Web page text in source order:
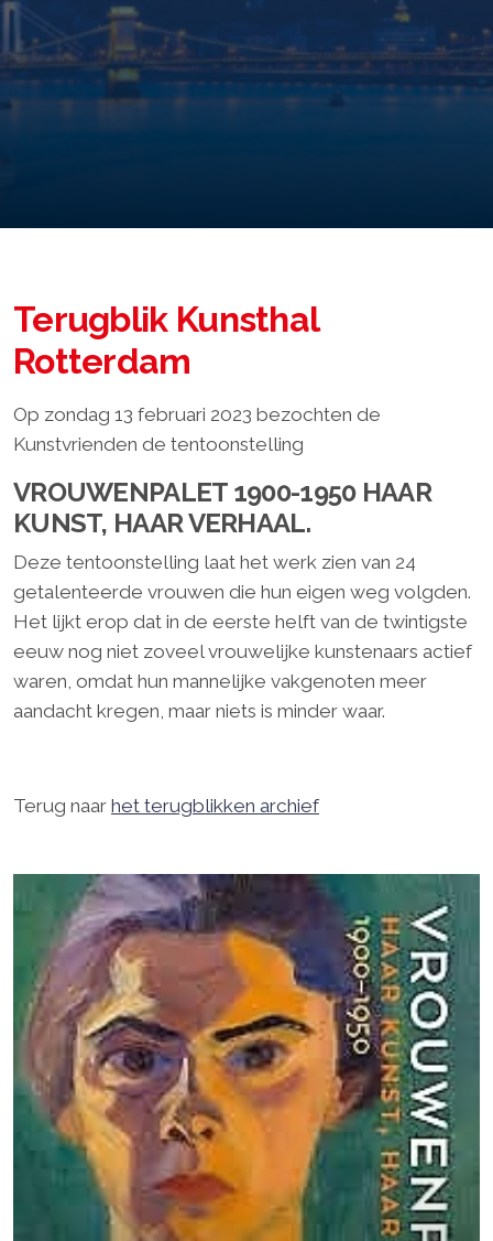
Terugblik Kunsthal
Rotterdam
Op zondag 13 februari 2023 bezochten de
Kunstvrienden de tentoonstelling
VROUWENPALET 1900-1950 HAAR
KUNST, HAAR VERHAAL.
Deze tentoonstelling laat het werk zien van 24
getalenteerde vrouwen die hun eigen weg volgden.
Het lijkt erop dat in de eerste helft van de twintigste
eeuw nog niet zoveel vrouwelijke kunstenaars actief
waren, omdat hun mannelijke vakgenoten meer
aandacht kregen, maar niets is minder waar.
Terug naar het terugblikken archief